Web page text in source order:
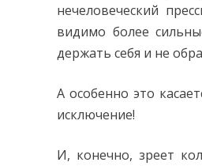
нечеловеческий
видимо более
держать себя и не
А особенно это
исключение!
И, конечно, зреет